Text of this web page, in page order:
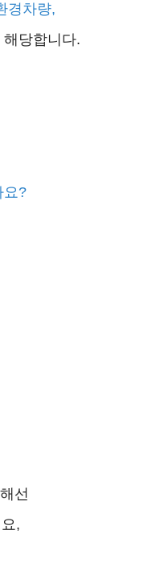
경차량,
해당합니다.
요?
선
,